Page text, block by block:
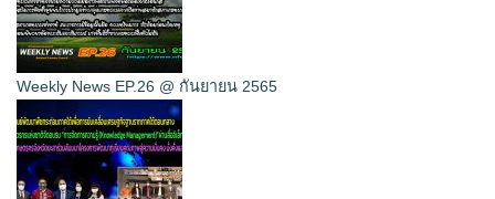
Weekly News EP.26 @ กันยายน 2565